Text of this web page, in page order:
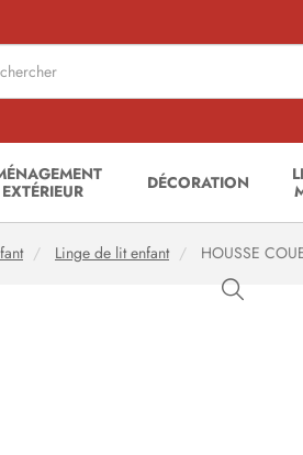
EXTÉRIEUR
DÉCORATION
Linge de lit enfant HOUSSE